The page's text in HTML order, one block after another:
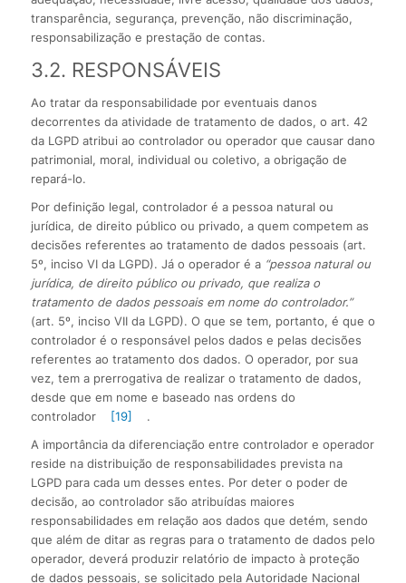
transparência, segurança, prevenção, não discriminação,
responsabilização e prestação de contas.
3.2. RESPONSÁVEIS
Ao tratar da responsabilidade por eventuais danos
decorrentes da atividade de tratamento de dados, o art. 42
da LGPD atribui ao controlador ou operador que causar dano
patrimonial, moral, individual ou coletivo, a obrigação de
repará-lo.
Por definição legal, controlador é a pessoa natural ou
jurídica, de direito público ou privado, a quem competem as
decisões referentes ao tratamento de dados pessoais (art.
5º, inciso VI da LGPD). Já o operador é a “pessoa natural ou
jurídica, de direito público ou privado, que realiza o
tratamento de dados pessoais em nome do controlador.”
(art. 5º, inciso VII da LGPD). O que se tem, portanto, é que o
controlador é o responsável pelos dados e pelas decisões
referentes ao tratamento dos dados. O operador, por sua
vez, tem a prerrogativa de realizar o tratamento de dados,
desde que em nome e baseado nas ordens do
controlador
[19]
.
A importância da diferenciação entre controlador e operador
reside na distribuição de responsabilidades prevista na
LGPD para cada um desses entes. Por deter o poder de
decisão, ao controlador são atribuídas maiores
responsabilidades em relação aos dados que detém, sendo
que além de ditar as regras para o tratamento de dados pelo
operador, deverá produzir relatório de impacto à proteção
de dados pessoais, se solicitado pela Autoridade Nacional